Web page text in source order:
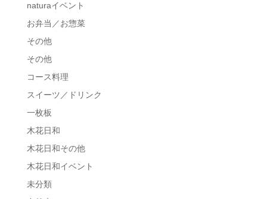
naturaイベント
お弁当／お惣菜
その他
その他
コース料理
スイーツ／ドリンク
一枚板
木花日和
木花日和その他
木花日和イベント
未分類